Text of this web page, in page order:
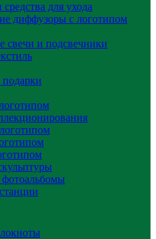
для ухода
диффузоры с логотипом
свечи и подсвечники